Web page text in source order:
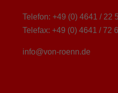
Telefon: +49 (0) 4641 / 22
Telefax: +49 (0) 4641 / 72
info@von-roenn.de